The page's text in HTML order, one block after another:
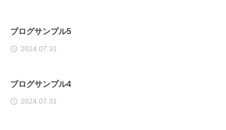
ブログサンプル5
2024.07.31
ブログサンプル4
2024.07.31